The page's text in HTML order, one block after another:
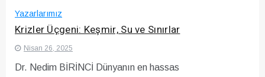
Yazarlarımız
Krizler Üçgeni: Keşmir, Su ve Sınırlar
Nisan 26, 2025
Dr. Nedim BİRİNCİ Dünyanın en hassas